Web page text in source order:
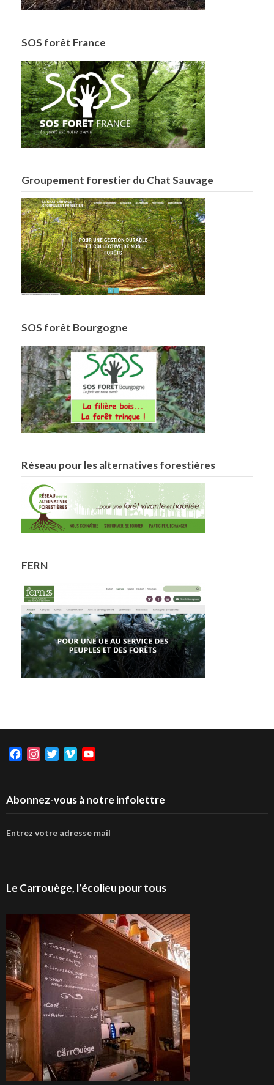
SOS forêt France
Groupement forestier du Chat Sauvage
SOS forêt Bourgogne
Réseau pour les alternatives forestières
FERN
FacebookInstagramTwitterVimeo
Abonnez-vous à notre infolettre
Entrez votre adresse mail
Le Carrouège, l’écolieu pour tous